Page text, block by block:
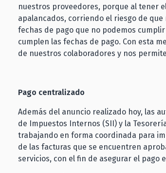
nuestros proveedores, porque al tener
apalancados, corriendo el riesgo de
fechas de pago que no podemos
cumplen las fechas de pago. Con esta
de nuestros colaboradores y nos
Pago centralizado
Además del anuncio realizado hoy, las
de Impuestos Internos (SII) y la
trabajando en forma coordinada para
de las facturas que se encuentren
servicios, con el fin de asegurar el pago